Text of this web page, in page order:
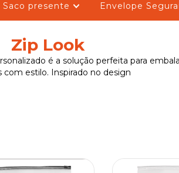
Saco presente Envelope
Zip Look
é a solução perfeita para
com estilo. Inspirado no design